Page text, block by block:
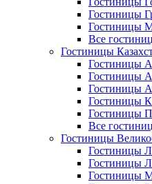
Гостиницы
Гостиницы
Все
Гостиницы
Гостиницы
Гостиницы
Гостиницы
Гостиницы
Гостиницы
Все
Гостиницы
Гостиницы
Гостиницы
Гостиницы